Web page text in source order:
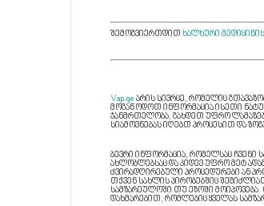
შემოგვიერთდით ხალხური მედიცინის
Vap.ge არის სივრცე, რომელიც
მოგაწოდოთ ინფორმაცია ისეთი
ჯანმრთელობა, გახდეთ უფრო
სიამოვნებას იღებთ პროცესით და
ბევრი ინფორმაცია, რომელსაც ჩვენი
ახლობლებსაც და კიდევ უფრო მეტ
ძვირადღირებული პროცედურები ან
თქვენ სახლის პირობებშიც
სამზარეულოში თუ ეზოში
დახმარებით, რომლებიც ყველას